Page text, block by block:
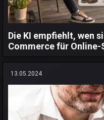
Die KI empfiehlt, wen
Commerce für
13.05.2024